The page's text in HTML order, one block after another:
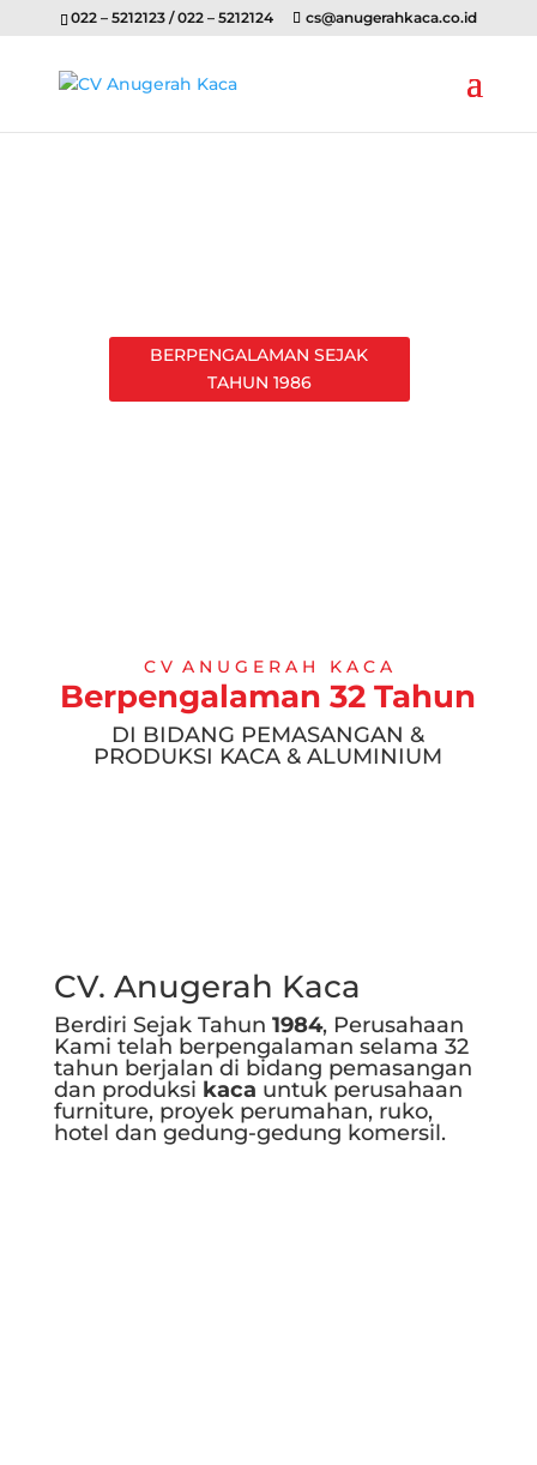
022 – 5212123 / 022 – 5212124 cs@anugerahkaca.co.id
BERPENGALAMAN SEJAK
TAHUN 1986
C V A N U G E R A H K A C A
Berpengalaman 32 Tahun
DI BIDANG PEMASANGAN &
PRODUKSI KACA & ALUMINIUM
CV. Anugerah Kaca
Berdiri Sejak Tahun 1984, Perusahaan
Kami telah berpengalaman selama 32
tahun berjalan di bidang pemasangan
dan produksi kaca untuk perusahaan
furniture, proyek perumahan, ruko,
hotel dan gedung-gedung komersil.